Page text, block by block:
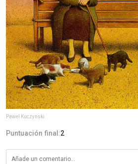
Pawel Kuczynski
Puntuación final:2